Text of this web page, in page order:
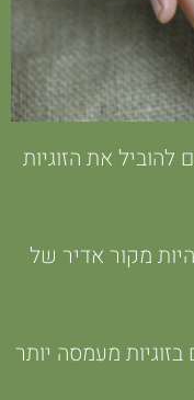
להוביל את הזוגיות
מקור אדיר של
מעמסה יותר